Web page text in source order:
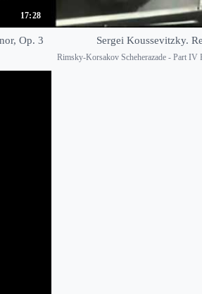
17:28
Op. 3
Sergei Koussevitzky.
Rimsky-Korsakov Scheherazade - Part IV